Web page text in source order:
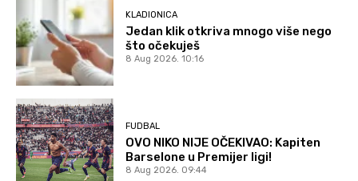
KLADIONICA
Jedan klik otkriva mnogo više nego
što očekuješ
8 Aug 2026. 10:16
FUDBAL
OVO NIKO NIJE OČEKIVAO: Kapiten
Barselone u Premijer ligi!
8 Aug 2026. 09:44